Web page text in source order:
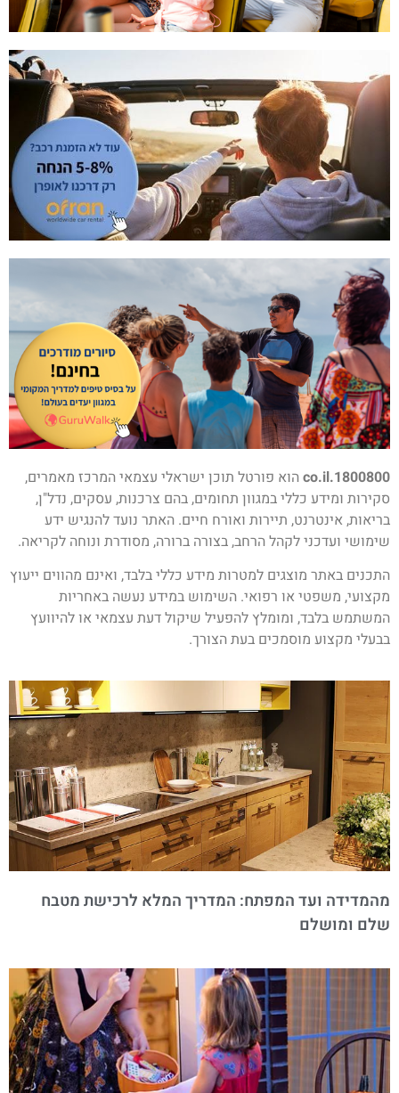
1800800.co.il
הוא פורטל תוכן ישראלי עצמאי המרכז מאמרים,
סקירות ומידע כללי במגוון תחומים, בהם צרכנות, עסקים, נדל"ן,
בריאות, אינטרנט, תיירות ואורח חיים. האתר נועד להנגיש ידע
שימושי ועדכני לקהל הרחב, בצורה ברורה, מסודרת ונוחה לקריאה.
התכנים באתר מוצגים למטרות מידע כללי בלבד, ואינם מהווים ייעוץ
מקצועי, משפטי או רפואי. השימוש במידע נעשה באחריות
המשתמש בלבד, ומומלץ להפעיל שיקול דעת עצמאי או להיוועץ
בבעלי מקצוע מוסמכים בעת הצורך.
מהמדידה ועד המפתח: המדריך המלא לרכישת מטבח
שלם ומושלם